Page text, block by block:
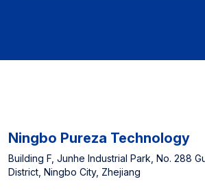
Ningbo Pureza Technology
Building F, Junhe Industrial Park, No. 288
District, Ningbo City, Zhejiang